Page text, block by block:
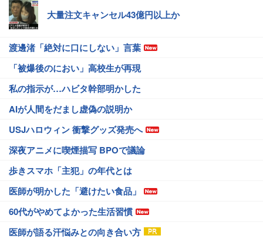
大量注文キャンセル43億円以上か
渡邊渚「絶対に口にしない」言葉
「被爆後のにおい」高校生が再現
私の指示が…ハビタ幹部明かした
AIが人間をだまし虚偽の説明か
USJハロウィン 衝撃グッズ発売へ
深夜アニメに喫煙描写 BPOで議論
歩きスマホ「主犯」の年代とは
医師が明かした「避けたい食品」
60代がやめてよかった生活習慣
医師が語る汗悩みとの向き合い方